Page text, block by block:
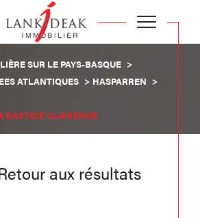
SUR LE PAYS-BASQUE
ATLANTIQUES
HASPARREN
BASTIDE CLAIRENCE
aux résultats